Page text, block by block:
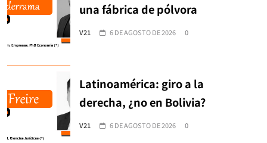
una fábrica de pólvora
V21 6 DE AGOSTO DE 2026 0
Latinoamérica: giro a la
derecha, ¿no en Bolivia?
V21 6 DE AGOSTO DE 2026 0